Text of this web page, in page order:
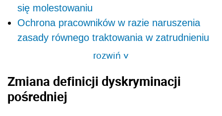
się molestowaniu
Ochrona pracowników w razie naruszenia
zasady równego traktowania w zatrudnieniu
rozwiń>
Zmiana definicji dyskryminacji
pośredniej